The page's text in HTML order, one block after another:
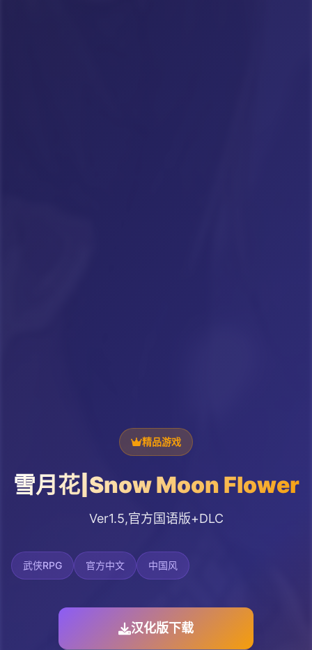
精品游戏
雪月花|Snow Moon Flower
Ver1.5,官方国语版+DLC
武侠RPG 官方中文 中国风
汉化版下载